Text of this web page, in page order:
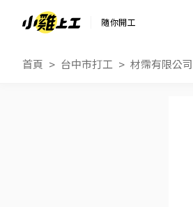
隨你開工
首頁 台中市打工 材霈有限公司